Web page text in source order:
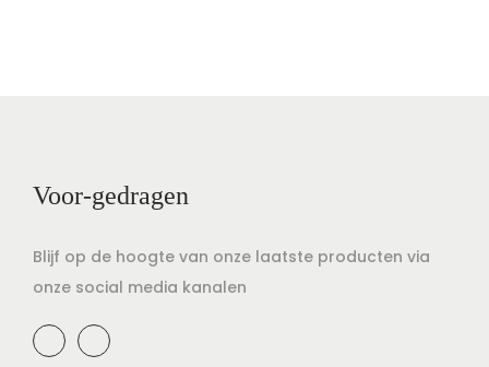
Voor-gedragen
Blijf op de hoogte van onze laatste producten via
onze social media kanalen